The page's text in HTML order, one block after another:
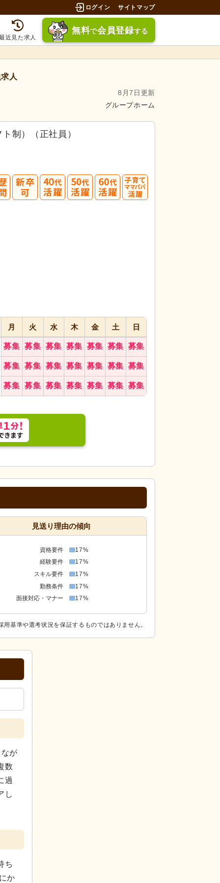
ログイン サイトマップ
近見た求人
無料で会員登録する
人
8月7日更新
グループホーム
で、一緒に高齢者の支援をしましょう。貴重な経
制）（正社員）
月 火 水 木 金 土 日
募集 募集 募集 募集 募集 募集 募集
募集 募集 募集 募集 募集 募集 募集
募集 募集 募集 募集 募集 募集 募集
見送り理由の傾向
資格要件
17%
経験要件
17%
スキル要件
17%
勤務条件
17%
面接対応・マナー
17%
基準や選考状況を保証するものではありません。
が
数
過
し
ち
か